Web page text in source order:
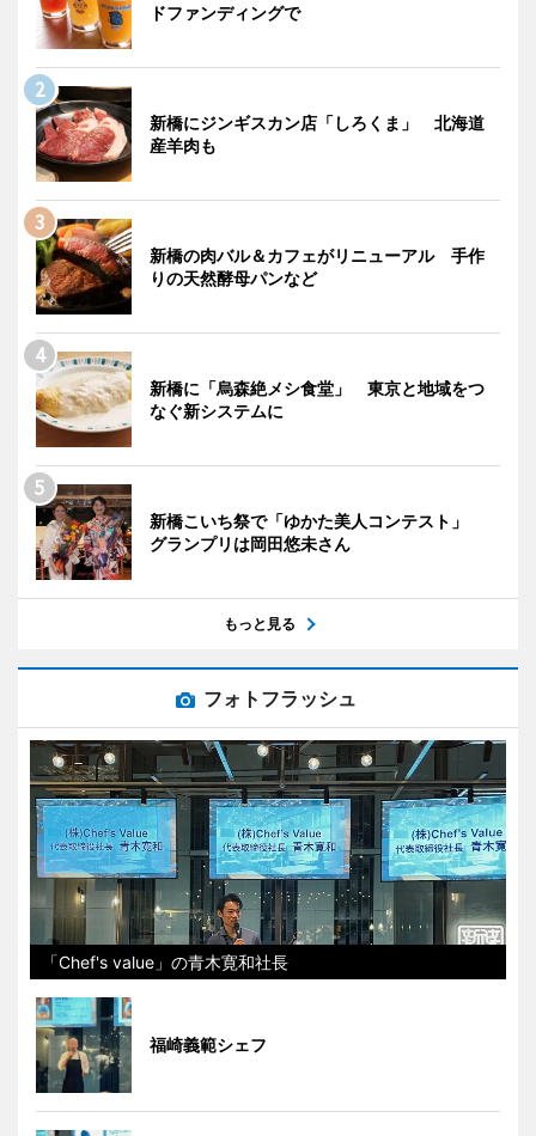
ドファンディングで
新橋にジンギスカン店「しろくま」 北海道
産羊肉も
新橋の肉バル＆カフェがリニューアル 手作
りの天然酵母パンなど
新橋に「烏森絶メシ食堂」 東京と地域をつ
なぐ新システムに
新橋こいち祭で「ゆかた美人コンテスト」
グランプリは岡田悠未さん
もっと見る
フォトフラッシュ
「Chef's value」の青木寛和社長
福崎義範シェフ